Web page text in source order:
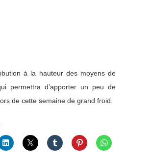
à la hauteur des moyens de
permettra d’apporter un peu de
de cette semaine de grand froid.